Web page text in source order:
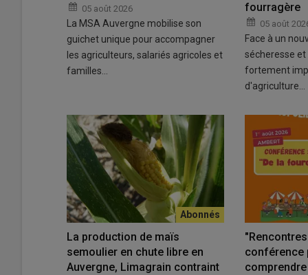
05 août 2026
La MSA Auvergne mobilise son
guichet unique pour accompagner
les agriculteurs, salariés agricoles et
familles…
fourragère
05 août
Face à un
sécheresse et
fortement
d'agriculture…
La production de maïs
semoulier en chute libre en
Auvergne, Limagrain contraint
conférence